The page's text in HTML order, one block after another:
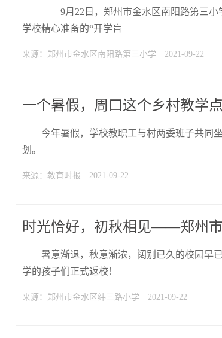
9月22日，郑州市金水区南阳路第三小
学校精心准备的“开学盲
来源：郑州市金水区南阳路第三小学 2021-09-22
一个暑假，周口这个乡村教学
今年暑假，学校教职工与村两委班子共同
划。
来源：教育时报 2021-09-22
时光恰好，初秋相见——郑州
暑意渐退，秋意渐浓，阔别已久的校园早
学的孩子们正式返校！
来源：郑州市金水区纬三路小学 2021-09-22